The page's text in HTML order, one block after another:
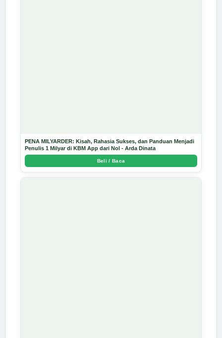
PENA MILYARDER: Kisah, Rahasia Sukses, dan Panduan Menjadi
Penulis 1 Milyar di KBM App dari Nol - Arda Dinata
Beli / Baca